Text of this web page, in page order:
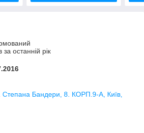
за останній рік
Степана Бандери, 8. КОРП.9-А, Київ,